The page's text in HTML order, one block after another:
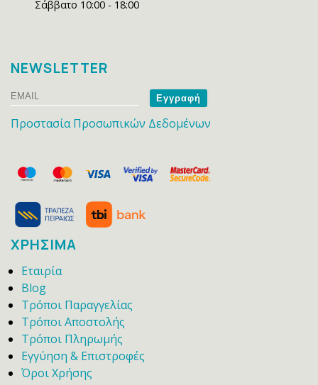
Σάββατο 10:00 - 18:00
NEWSLETTER
Email
Name
Προστασία Προσωπικών Δεδομένων
ΧΡΗΣΙΜΑ
Εταιρία
Blog
Τρόποι Παραγγελίας
Τρόποι Αποστολής
Τρόποι Πληρωμής
Εγγύηση & Επιστροφές
Όροι Χρήσης